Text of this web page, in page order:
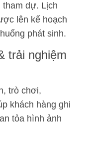
tham dự. Lịch
lên kế hoạch
phát sinh.
trải nghiệm
trò chơi,
khách hàng ghi
tỏa hình ảnh